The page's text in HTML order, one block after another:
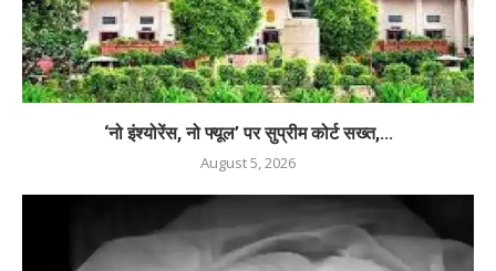
‘नो इंश्योरेंस, नो फ्यूल’ पर सुप्रीम कोर्ट सख्त,...
August 5, 2026